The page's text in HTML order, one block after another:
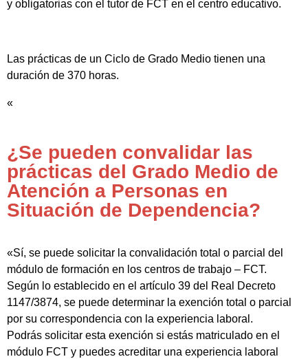
y obligatorias con el tutor de FCT en el centro educativo.
Las prácticas de un Ciclo de Grado Medio tienen una
duración de 370 horas.
«
¿Se pueden convalidar las
prácticas del Grado Medio de
Atención a Personas en
Situación de Dependencia?
«Sí, se puede solicitar la convalidación total o parcial del
módulo de formación en los centros de trabajo – FCT.
Según lo establecido en el artículo 39 del Real Decreto
1147/3874, se puede determinar la exención total o parcial
por su correspondencia con la experiencia laboral.
Podrás solicitar esta exención si estás matriculado en el
módulo FCT y puedes acreditar una experiencia laboral